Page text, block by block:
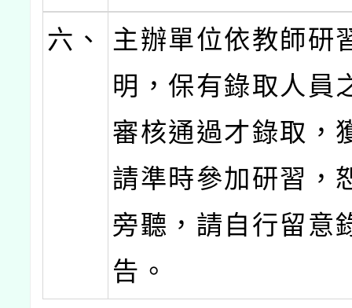
六、
主辦單位依教師研
明，保有錄取人員
審核通過才錄取，
請準時參加研習，
旁聽，請自行留意
告。